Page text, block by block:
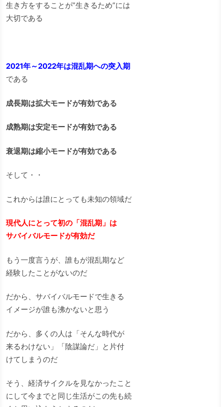
生き方をすることが”生きるため”には
大切である
2021年～2022年は混乱期への突入期
である
成長期は拡大モードが有効である
成熟期は安定モードが有効である
衰退期は縮小モードが有効である
そして・・
これからは誰にとっても未知の領域だ
現代人にとって初の「混乱期」は
サバイバルモードが有効だ
もう一度言うが、誰もが混乱期など
経験したことがないのだ
だから、サバイバルモードで生きる
イメージが誰も沸かないと思う
だから、多くの人は「そんな時代が
来るわけない」「陰謀論だ」と片付
けてしまうのだ
そう、経済サイクルを見なかったこと
にして今までと同じ生活がこの先も続